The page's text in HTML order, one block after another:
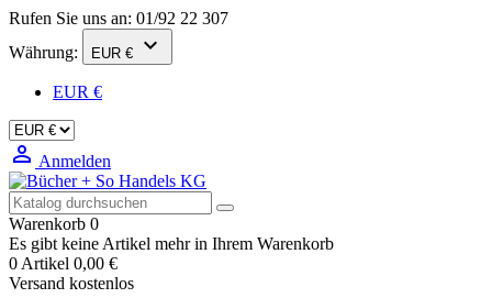
Rufen Sie uns an: 01/92 22 307
Währung:
EUR € 
EUR €
 Anmelden
Warenkorb 0
Es gibt keine Artikel mehr in Ihrem Warenkorb
0 Artikel 0,00 €
Versand kostenlos